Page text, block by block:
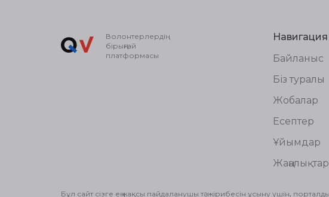
Волонтерлердің
бірыңғай
платформасы
© Волонтерлердің біріңғай платформасы 2018-2026
Навигация
Байланыс
Біз туралы
Жобалар
Есептер
Ұйымдар
Жаңалықтар
Бұл сайт сізге ең жақсы пайдаланушы тәжірибесін ұсыну үшін,